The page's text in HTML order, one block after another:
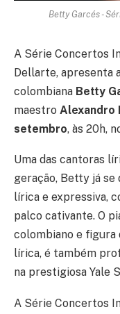
Betty Garcés -
A Série Concertos
Dellarte, apresenta
colombiana Betty
maestro Alexandro
setembro, às 20h,
Uma das cantoras
geração, Betty já se
lírica e expressiva,
palco cativante. O
colombiano e figura
lírica, é também
na prestigiosa Yale
A Série Concertos